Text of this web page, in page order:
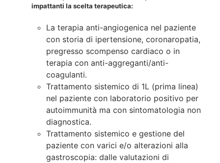
impattanti la scelta terapeutica:
La terapia anti-angiogenica nel paziente
con storia di ipertensione, coronaropatia,
pregresso scompenso cardiaco o in
terapia con anti-aggreganti/anti-
coagulanti.
Trattamento sistemico di 1L (prima linea)
nel paziente con laboratorio positivo per
autoimmunità ma con sintomatologia non
diagnostica.
Trattamento sistemico e gestione del
paziente con varici e/o alterazioni alla
gastroscopia: dalle valutazioni di